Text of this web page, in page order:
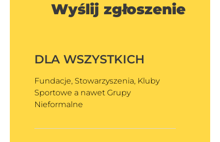
Wyślij zgłoszenie
DLA WSZYSTKICH
Fundacje, Stowarzyszenia, Kluby
Sportowe a nawet Grupy
Nieformalne